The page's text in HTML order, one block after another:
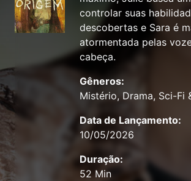
controlar suas
descobertas e Sara é
atormentada pelas
cabeça.
Gêneros:
Mistério, Drama, Sci-Fi
Data de Lançamento:
10/05/2026
Duração:
52 Min